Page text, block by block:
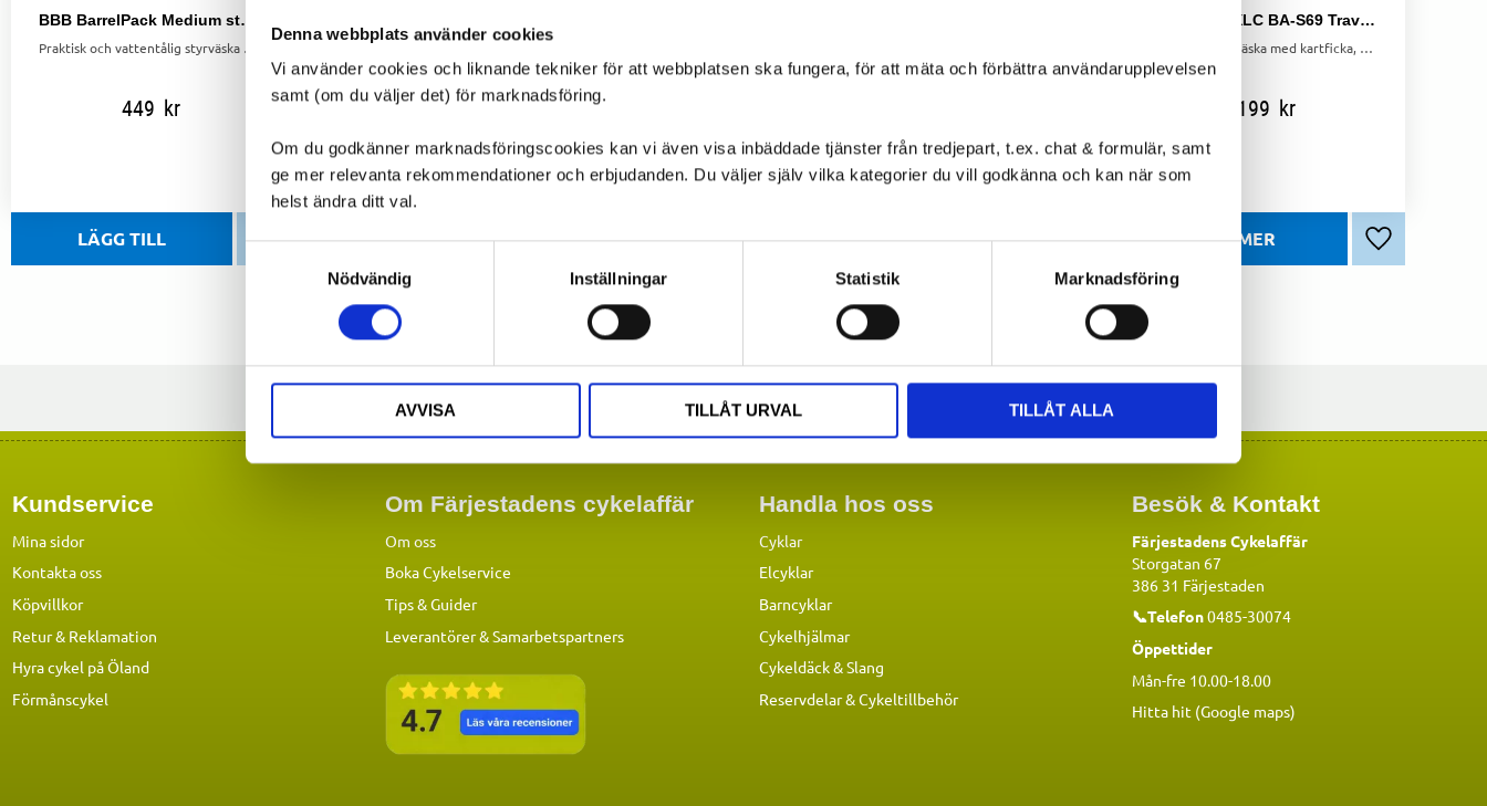
Denna webbplats använder cookies
Vi använder cookies och liknande tekniker för att webbplatsen ska fungera, för att mäta och förbättra användarupplevelsen
samt (om du väljer det) för marknadsföring.
Om du godkänner marknadsföringscookies kan vi även visa inbäddade tjänster från tredjepart, t.ex. chat & formulär, samt
ge mer relevanta rekommendationer och erbjudanden. Du väljer själv vilka kategorier du vill godkänna och kan när som
helst ändra ditt val.
Nödvändig
Inställningar Statistik Marknadsföring
AVVISA TILLÅT URVAL TILLÅT ALLA
BBB BarrelPack Medium styrväska 1,5 L
Praktisk och vattentålig styrväska med 1,5 L volym, smart förvaring och stabil passform på olika typer av styren.
449 kr 299kr
Styrväska XLC BA-S69 Traveller
Kompakt styrväska med kartficka, 3 liter kapacitet. Perfekt för praktisk förvaring på cykelturen.
199 kr
Lägg till i
Kundservice
Mina sidor
Kontakta oss
Köpvillkor
Retur & Reklamation
Hyra cykel på Öland
Förmånscykel
Om Färjestadens cykelaffär
Om oss
Boka Cykelservice
Tips & Guider
Leverantörer & Samarbetspartners
Handla hos oss
Cyklar
Elcyklar
Barncyklar
Cykelhjälmar
Cykeldäck & Slang
Reservdelar&Cykeltillbehör
Besök & Kontakt
Färjestadens Cykelaffär
Storgatan 67
386 31 Färjestaden
📞Telefon0485-30074
Öppettider
Mån-fre 10.00-18.00
Hitta hit (Google maps)